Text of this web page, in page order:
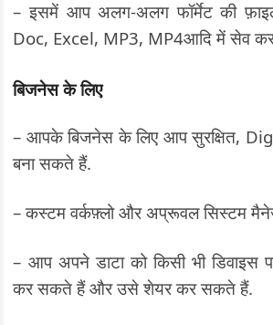
– इसमें आप अलग-अलग फॉर्मेट की
Doc, Excel, MP3, MP4आदि में सेव
बिजनेस के लिए
– आपके बिजनेस के लिए आप सुरक्षित,
बना सकते हैं.
– कस्टम वर्कफ़्लो और अप्रूवल सिस्टम
– आप अपने डाटा को किसी भी डिवाइस
कर सकते हैं और उसे शेयर कर सकते हैं.